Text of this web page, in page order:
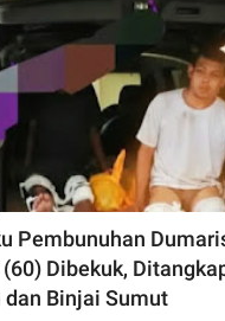
Pembunuhan
‎Dibekuk,
‎dan Binjai Sumut